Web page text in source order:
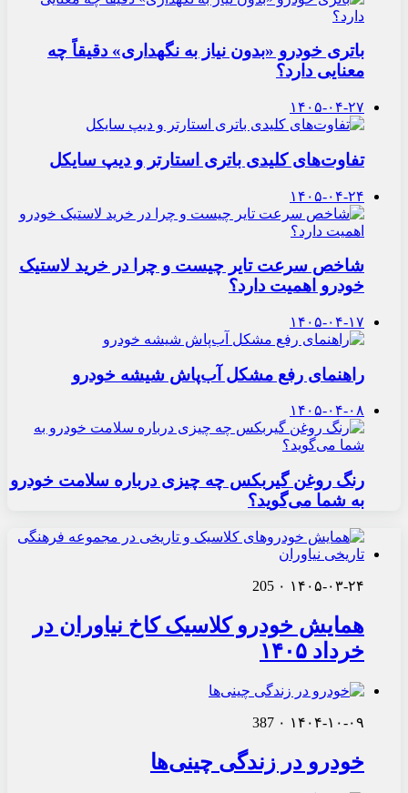
باتری خودرو «بدون نیاز به نگهداری» دقیقاً چه
معنایی دارد؟
۱۴۰۵-۰۴-۲۷
تفاوت‌های کلیدی باتری استارتر و دیپ سایکل
۱۴۰۵-۰۴-۲۴
شاخص سرعت تایر چیست و چرا در خرید لاستیک
خودرو اهمیت دارد؟
۱۴۰۵-۰۴-۱۷
راهنمای رفع مشکل آب‌پاش شیشه خودرو
۱۴۰۵-۰۴-۰۸
رنگ روغن گیربکس چه چیزی درباره سلامت خودرو
به شما می‌گوید؟
۱۴۰۵-۰۳-۲۴ ۰ 205
همایش خودرو کلاسیک کاخ نیاوران در
خرداد ۱۴۰۵
۱۴۰۴-۱۰-۰۹ ۰ 387
خودرو در زندگی چینی‌ها